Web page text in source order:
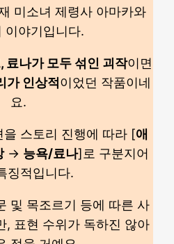
미소녀 제령사 아마카와
이야기입니다.
료나가 모두 섞인 괴작이면
가 인상적 이었던 작품이네
요.
스토리 진행에 따라 [애
→ 능욕/료나]로 구분지어
징적입니다.
및 목조르기 등에 따른 사
, 표현 수위가 독하진 않아